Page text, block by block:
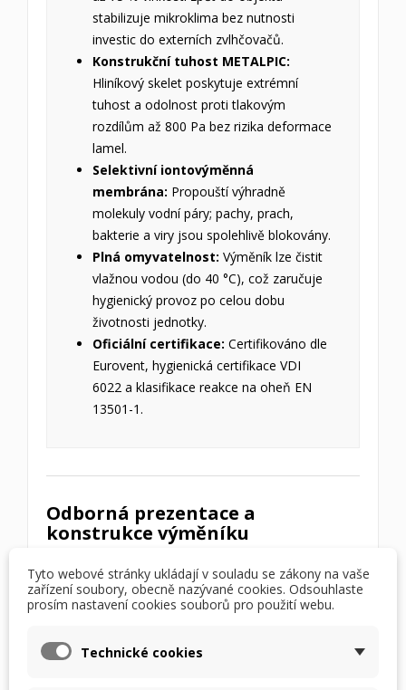
stabilizuje mikroklima bez nutnosti
investic do externích zvlhčovačů.
Konstrukční tuhost METALPIC:
Hliníkový skelet poskytuje extrémní
tuhost a odolnost proti tlakovým
rozdílům až 800 Pa bez rizika deformace
lamel.
Selektivní iontovýměnná
membrána: Propouští výhradně
molekuly vodní páry; pachy, prach,
bakterie a viry jsou spolehlivě blokovány.
Plná omyvatelnost: Výměník lze čistit
vlažnou vodou (do 40 °C), což zaručuje
hygienický provoz po celou dobu
životnosti jednotky.
Oficiální certifikace: Certifikováno dle
Eurovent, hygienická certifikace VDI
6022 a klasifikace reakce na oheň EN
13501-1.
Odborná prezentace a
konstrukce výměníku
Academy, které vysvětluje unikátní technologii
výroby a vnitřní strukturu entalpických výměníků
konstrukce v kombinaci s nanometrickou
Tyto webové stránky ukládají v souladu se zákony na vaše
zařízení soubory, obecně nazývané cookies. Odsouhlaste
prosím nastavení cookies souborů pro použití webu.
Technické cookies